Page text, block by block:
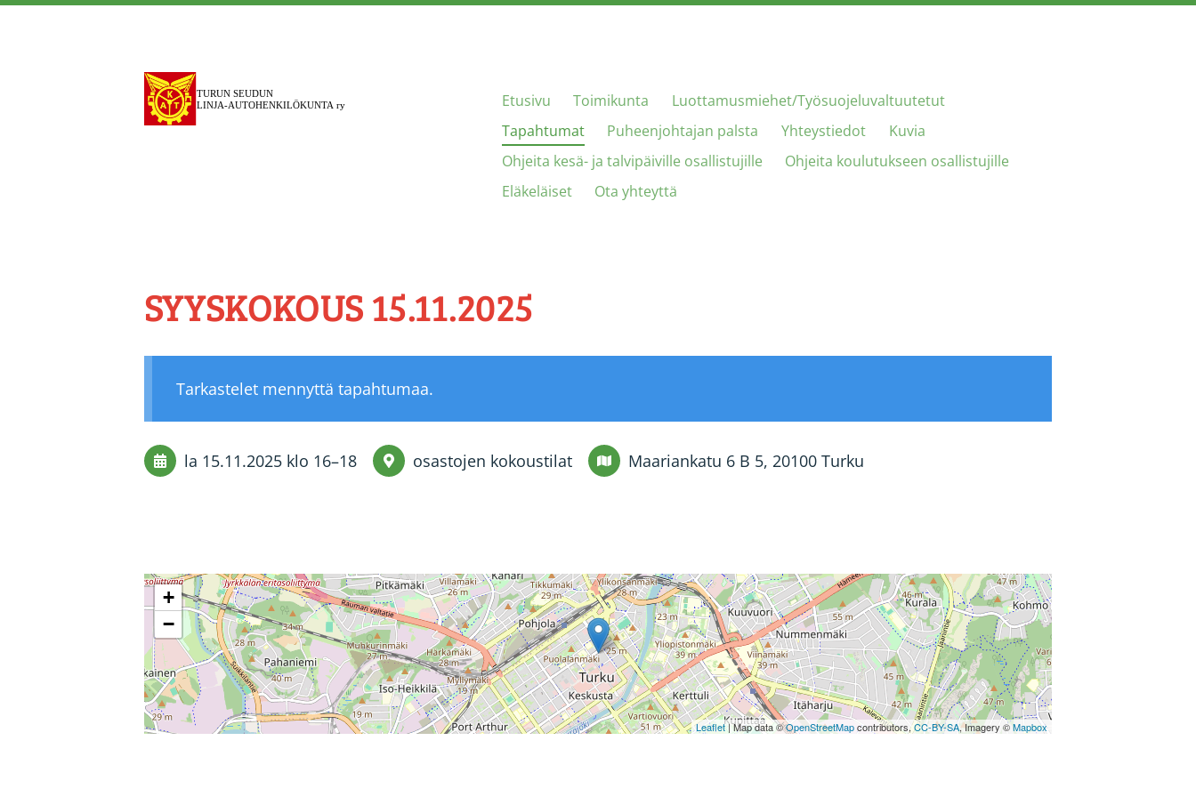
Turun Seudun Linja-autohenkilökunta ry
Etusivu Toimikunta
Luottamusmiehet/Työsuojeluvaltuutetut
Tapahtumat
Puheenjohtajan palsta Yhteystiedot
Kuvia
Ohjeita kesä- ja talvipäiville osallistujille
Ohjeita koulutukseen osallistujille
Eläkeläiset
Ota yhteyttä
SYYSKOKOUS 15.11.2025
Tarkastelet mennyttä tapahtumaa.
la 15.11.2025 klo 16–18 osastojen kokoustilat Maariankatu 6 B 5, 20100 Turku
+
−
Leaflet| Map data ©OpenStreetMapcontributors,CC-BY-SA, Imagery ©Mapbox